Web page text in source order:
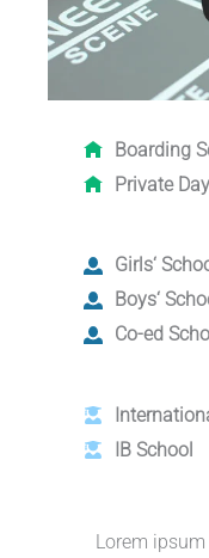
Boarding
Private
Girls‘
Boys‘
Co-ed
IB School
Lorem